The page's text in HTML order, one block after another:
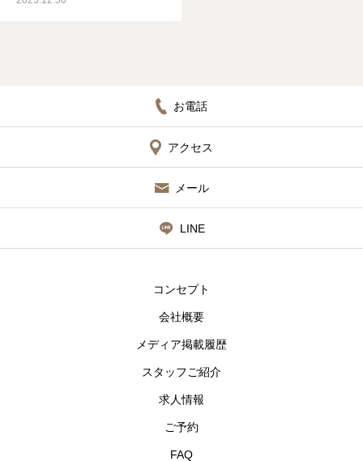
お電話
アクセス
メール
LINE
コンセプト
会社概要
メディア掲載履歴
スタッフご紹介
求人情報
ご予約
FAQ